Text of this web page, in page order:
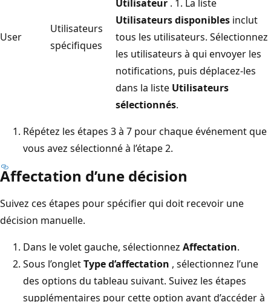
User
Utilisateurs
spécifiques
Utilisateur . 1. La liste
Utilisateurs disponibles inclut
tous les utilisateurs. Sélectionnez
les utilisateurs à qui envoyer les
notifications, puis déplacez-les
dans la liste Utilisateurs
sélectionnés.
Répétez les étapes 3 à 7 pour chaque événement que
vous avez sélectionné à l’étape 2.
Affectation d’une décision
Suivez ces étapes pour spécifier qui doit recevoir une
décision manuelle.
Dans le volet gauche, sélectionnez Affectation.
Sous l’ongletType d’affectation , sélectionnez l’une
des options du tableau suivant. Suivez les étapes
supplémentaires pour cette option avant d’accéder à